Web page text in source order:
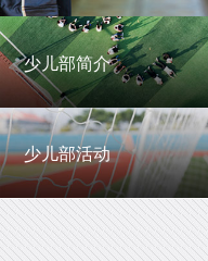
一中英才
少儿部简介
少儿部简介
少儿部活动
少儿部活动